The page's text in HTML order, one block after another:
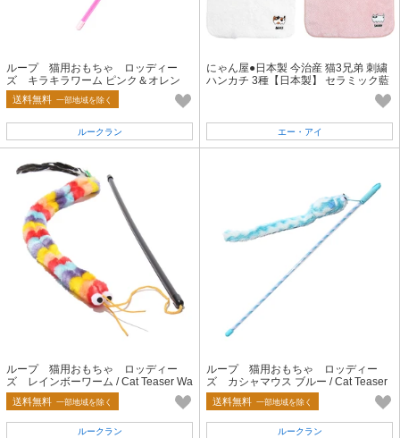
ループ 猫用おもちゃ ロッディー
ズ キラキラワーム ピンク＆オレン
ジ/ Cat Teaser Wand Toy
送料無料 一部地域を除く
ルークラン
にゃん屋●日本製 今治産 猫3兄弟 刺繍
ハンカチ 3種【日本製】 セラミック藍
エー・アイ
ループ 猫用おもちゃ ロッディー
ズ レインボーワーム / Cat Teaser Wa
nd Toy
送料無料 一部地域を除く
ルークラン
ループ 猫用おもちゃ ロッディー
ズ カシャマウス ブルー / Cat Teaser
Wand Toy
送料無料 一部地域を除く
ルークラン